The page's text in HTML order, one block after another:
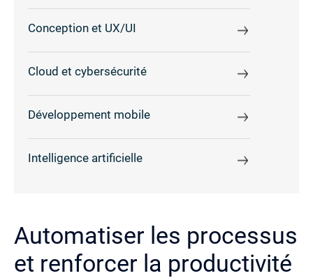
Conception et UX/UI
Cloud et cybersécurité
Développement mobile
Intelligence artificielle
Automatiser les processus
et renforcer la productivité